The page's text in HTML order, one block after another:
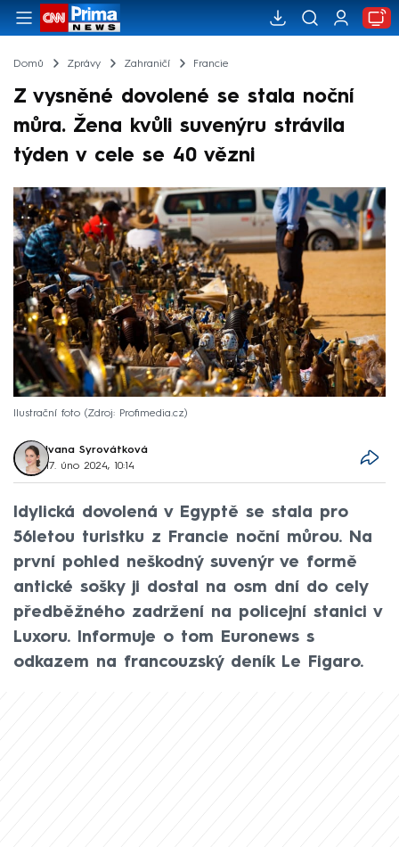
Domů Zprávy Zahraničí Francie
Z vysněné dovolené se stala noční
můra. Žena kvůli suvenýru strávila
týden v cele se 40 vězni
Ilustrační foto Zdroj: Profimedia.cz
Ivana Syrovátková
17. úno 2024, 10:14
Idylická dovolená v Egyptě se stala pro
56letou turistku z Francie noční můrou. Na
první pohled neškodný suvenýr ve formě
antické sošky ji dostal na osm dní do cely
předběžného zadržení na policejní stanici v
Luxoru. Informuje o tom Euronews s
odkazem na francouzský deník Le Figaro.